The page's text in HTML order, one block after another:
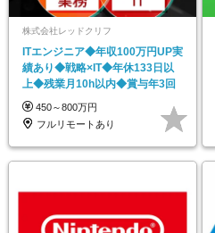
株式会社レッドクリフ
ITエンジニア◆年収100万円UP実
績あり◆戦略×IT◆年休133日以
上◆残業月10h以内◆賞与年3回
450～800万円
フルリモートあり